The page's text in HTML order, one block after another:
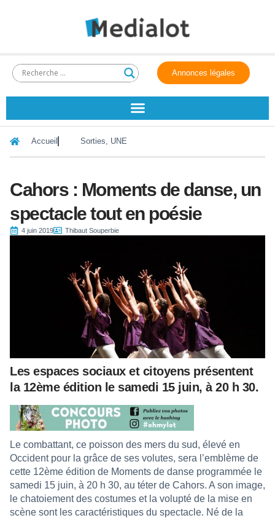
Annonces légales
Accueil Sorties, UNE
Cahors : Moments de danse, un
spectacle tout en poésie
4 juin 2019 Thibaut Souperbie
Les espaces sociaux et citoyens présentent
la 12ème édition le samedi 15 juin, à 20 h 30.
Le combattant, ce poisson des mers du sud, élevé en
Occident pour la grâce de ses volutes, sera l’emblème de
cette 12ème édition de Moments de danse programmée le
samedi 15 juin, à 20 h 30, au téter de Cahors. A son image,
le chatoiement des costumes et la volupté de la mise en
scène sont les caractéristiques du spectacle. Né de la